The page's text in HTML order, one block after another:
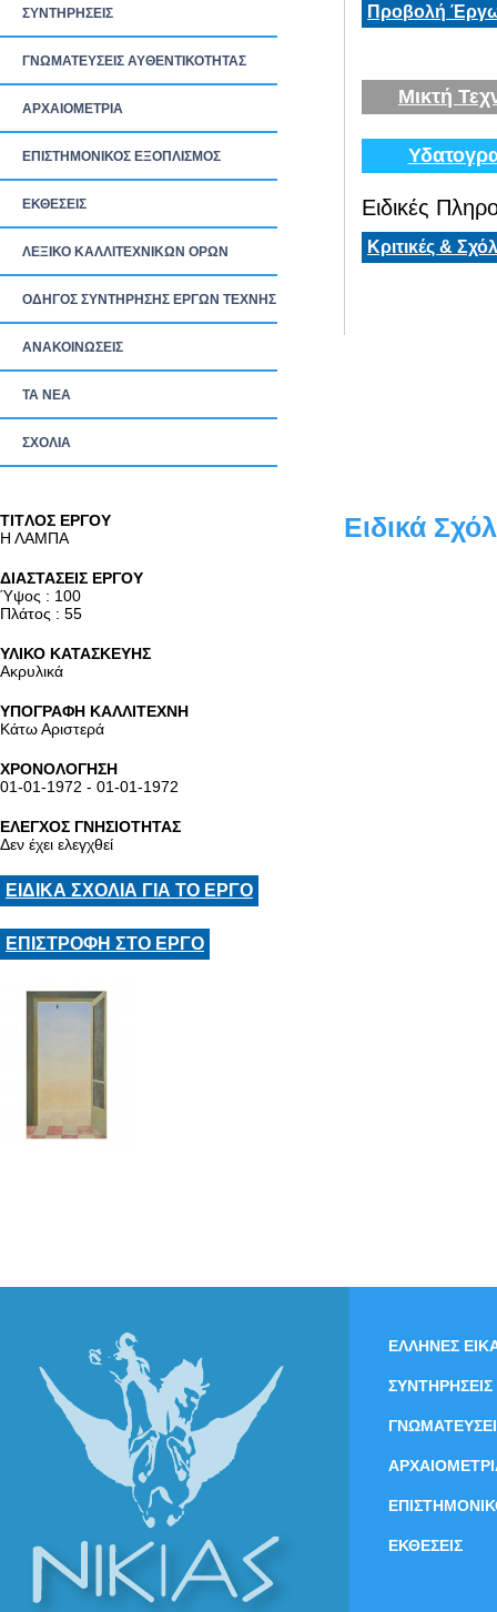
ΣΥΝΤΗΡΗΣΕΙΣ
ΓΝΩΜΑΤΕΥΣΕΙΣ ΑΥΘΕΝΤΙΚΟΤΗΤΑΣ
ΑΡΧΑΙΟΜΕΤΡΙΑ
ΕΠΙΣΤΗΜΟΝΙΚΟΣ ΕΞΟΠΛΙΣΜΟΣ
ΕΚΘΕΣΕΙΣ
ΛΕΞΙΚΟ ΚΑΛΛΙΤΕΧΝΙΚΩΝ ΟΡΩΝ
ΟΔΗΓΟΣ ΣΥΝΤΗΡΗΣΗΣ ΕΡΓΩΝ ΤΕΧΝΗΣ
ΑΝΑΚΟΙΝΩΣΕΙΣ
ΤΑ ΝEΑ
ΣΧΟΛΙΑ
Προβολή
Μικτή
Ειδικές
Κριτικές &
TITΛΟΣ ΕΡΓΟΥ
Η ΛΑΜΠΑ
ΔΙΑΣΤΑΣΕΙΣ ΕΡΓΟΥ
Ύψος : 100
Πλάτος : 55
ΥΛΙΚΟ ΚΑΤΑΣΚΕΥΗΣ
Ακρυλικά
ΥΠΟΓΡΑΦΗ ΚΑΛΛΙΤΕΧΝΗ
Κάτω Αριστερά
ΧΡΟΝΟΛΟΓΗΣΗ
01-01-1972 - 01-01-1972
ΕΛΕΓΧΟΣ ΓΝΗΣΙΟΤΗΤΑΣ
Δεν έχει ελεγχθεί
ΕΙΔΙΚΑ ΣΧΟΛΙΑ ΓΙΑ ΤΟ ΕΡΓΟ
ΕΠΙΣΤΡΟΦΗ ΣΤΟ ΕΡΓΟ
Ειδικά
ΕΛΛΗΝΕΣ
ΣΥΝΤΗΡΗΣΕΙΣ
ΕΚΘΕΣΕΙΣ